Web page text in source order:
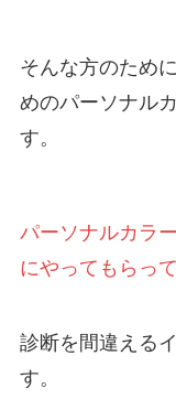
そんな方のため
めのパーソナル
す。
パーソナルカラ
にやってもらっ
診断を間違える
す。